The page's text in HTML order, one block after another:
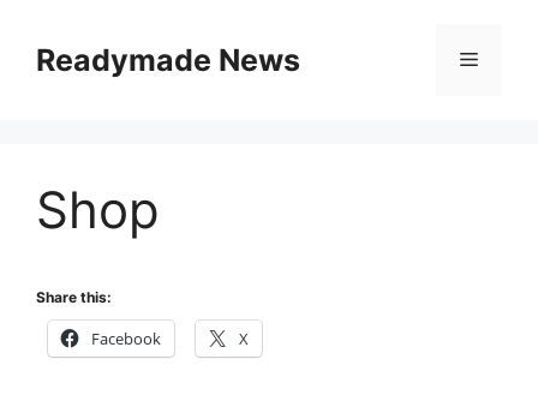
contentReadymade News Menu
Shop
Share this:
Facebook X